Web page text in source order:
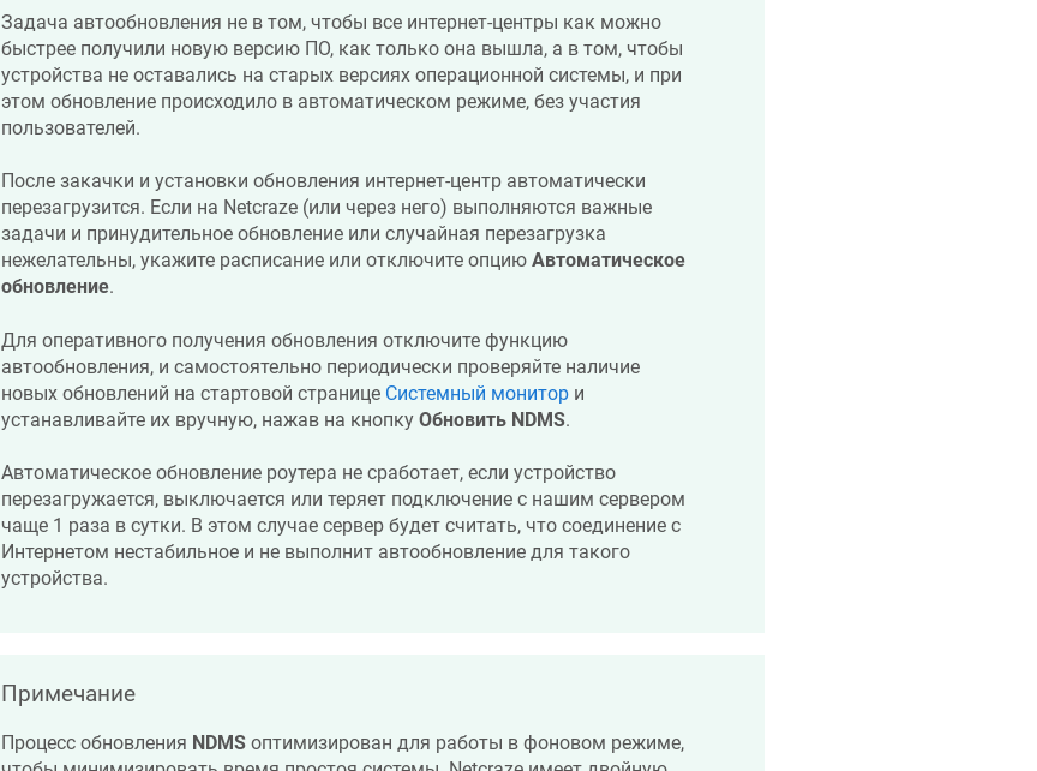
Задача автообновления не в том, чтобы все интернет-центры как можно
быстрее получили новую версию ПО, как только она вышла, а в том, чтобы
устройства не оставались на старых версиях операционной системы, и при
этом обновление происходило в автоматическом режиме, без участия
пользователей.
После закачки и установки обновления интернет-центр автоматически
перезагрузится. Если на Netcraze(или через него) выполняются важные
задачи и принудительное обновление или случайная перезагрузка
нежелательны, укажите расписание или отключите опцию Автоматическое
обновление.
Для оперативного получения обновления отключите функцию
автообновления, и самостоятельно периодически проверяйте наличие
новых обновлений на стартовой странице Системный монитори
устанавливайте их вручную, нажав на кнопку Обновить NDMS.
Автоматическое обновление роутера не сработает, если устройство
перезагружается, выключается или теряет подключение с нашим сервером
чаще 1 раза в сутки. В этом случае сервер будет считать, что соединение с
Интернетом нестабильное и не выполнит автообновление для такого
устройства.
Примечание
Процесс обновления NDMSоптимизирован для работы в фоновом режиме,